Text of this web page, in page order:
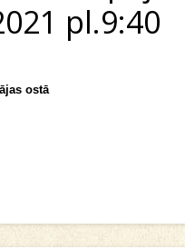
pl.9:40
ostā